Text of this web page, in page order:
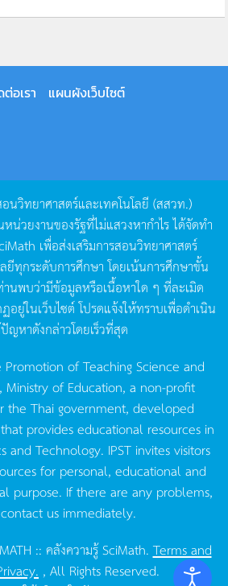
อเรา
แผนผังเว็บไซต์
นวิทยาศาสตร์และเทคโนโลยี (สสวท.)
หน่วยงานของรัฐที่ไม่แสวงหากำไรได้จัดทำ
เพื่อส่งเสริมการสอนวิทยาศาสตร์
ยีทุกระดับการศึกษา โดยเน้นการศึกษาขั้น
นพบว่ามีข้อมูลหรือเนื้อหาใด ๆ ที่ละเมิด
ยู่ในเว็บไซต์โปรดแจ้งให้ทราบเพื่อดำเนิน
ญหาดังกล่าวโดยเร็วที่สุด
of Teaching Science and
Ministry of Education, a non-profit
the Thai government, developed
provides educational resources in
and Technology. IPST invites visitors
for personal, educational and
purpose. If there are any problems,
us immediately.
:: คลังความรู้ SciMath.Terms and
, All Rights Reserved.